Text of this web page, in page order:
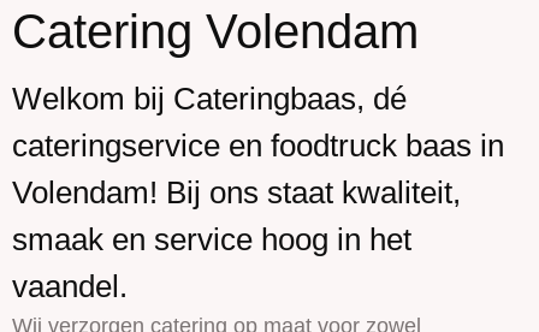
Catering Volendam
Welkom bij Cateringbaas, dé
cateringservice en foodtruck baas in
Volendam! Bij ons staat kwaliteit,
smaak en service hoog in het
vaandel.
Wij verzorgen catering op maat voor zowel